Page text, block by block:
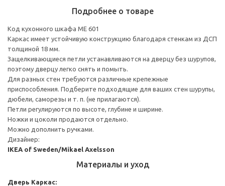
Подробнее о товаре
Код кухонного шкафа ME 601
Каркас имеет устойчивую конструкцию благодаря стенкам из ДСП
толщиной 18 мм.
Защелкивающиеся петли устанавливаются на дверцу без шурупов,
поэтому дверцу легко снять и помыть.
Для разных стен требуются различные крепежные
приспособления. Подберите подходящие для ваших стен шурупы,
дюбели, саморезы и т. п. (не прилагаются).
Петли регулируются по высоте, глубине и ширине.
Ножки и цоколи продаются отдельно.
Можно дополнить ручками.
Дизайнер:
IKEA of Sweden/Mikael Axelsson
Материалы и уход
Дверь Каркас: